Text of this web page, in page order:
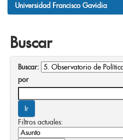
Universidad Francisco Gavidia
Buscar
Buscar:
por
Filtros actuales: